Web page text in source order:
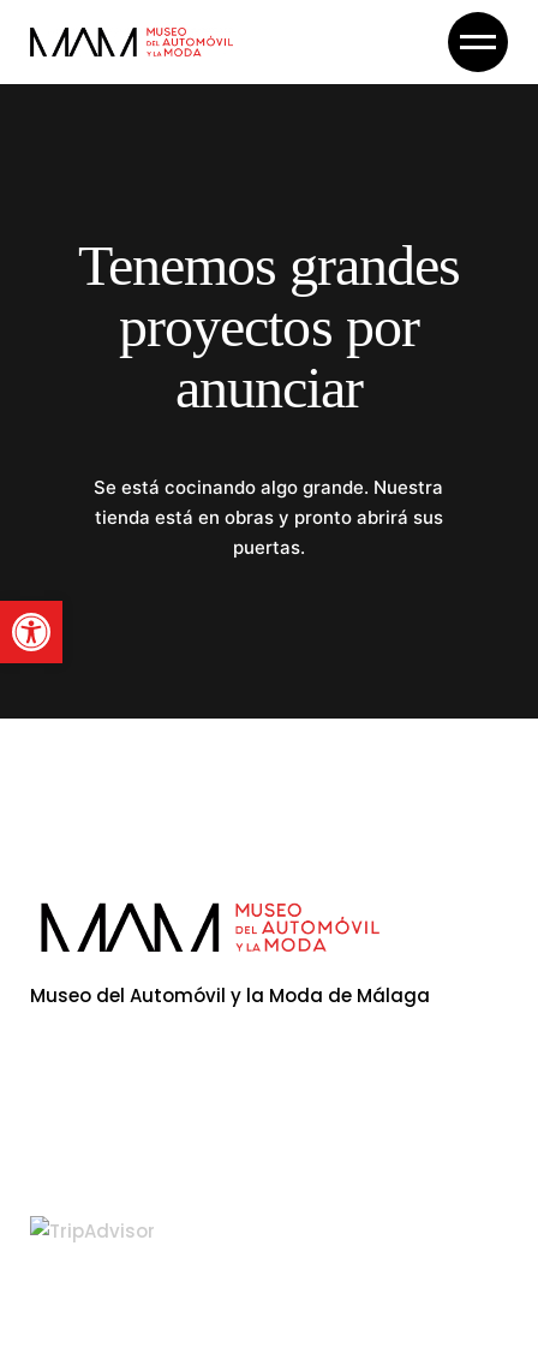
content
Tenemos grandes
proyectos por
anunciar
Se está cocinando algo grande. Nuestra
tienda está en obras y pronto abrirá sus
puertas.
Museo del Automóvil y la Moda de Málaga
Abrir barra de